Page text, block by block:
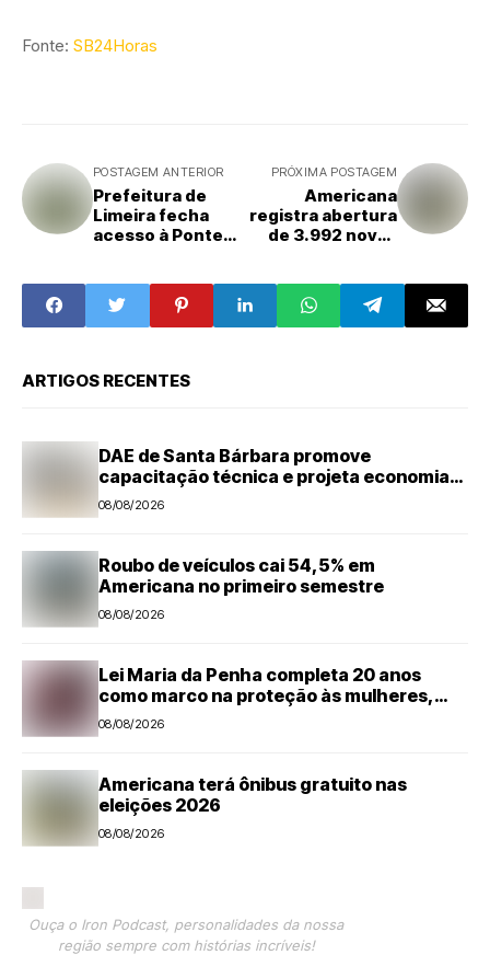
Fonte: SB24Horas
POSTAGEM ANTERIOR
Prefeitura de
Limeira fecha
acesso à Ponte
PRÓXIMA POSTAGEM
Americana
registra abertura
de 3.992 novas
ARTIGOS RECENTES
DAE de Santa Bárbara promove
capacitação técnica e projeta economia
anual de mais de R$ 300 mil com eficiência
08/08/2026
Roubo de veículos cai 54,5% em
Americana no primeiro semestre
08/08/2026
Lei Maria da Penha completa 20 anos
como marco na proteção às mulheres,
mas violência ainda desafia o país
08/08/2026
Americana terá ônibus gratuito nas
eleições 2026
08/08/2026
Ouça o Iron Podcast, personalidades da nossa
região sempre com histórias incríveis!